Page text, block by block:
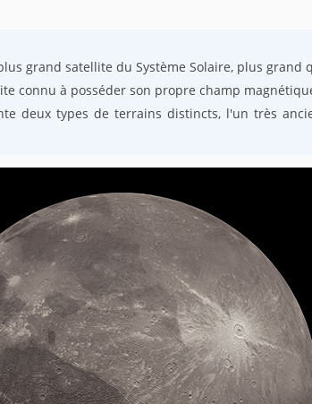
grand satellite du Système Solaire, plus grand
connu à posséder son propre champ
deux types de terrains distincts, l'un très